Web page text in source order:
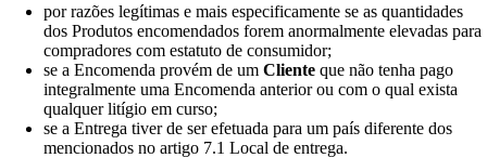
por razões legítimas e mais especificamente se as quantidades
dos Produtos encomendados forem anormalmente elevadas para
compradores com estatuto de consumidor;
se a Encomenda provém de um Cliente que não tenha pago
integralmente uma Encomenda anterior ou com o qual exista
qualquer litígio em curso;
se a Entrega tiver de ser efetuada para um país diferente dos
mencionados no artigo 7.1 Local de entrega.